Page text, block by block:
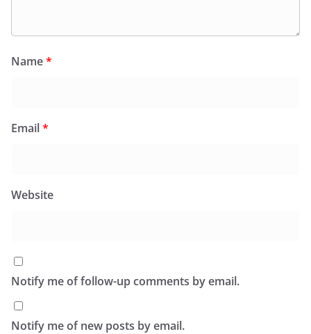
Name*
Email*
Website
Notify me of follow-up comments by email.
Notify me of new posts by email.